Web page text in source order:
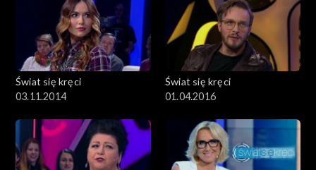
Świat się kręci
03.11.2014
Świat się kręci
01.04.2016